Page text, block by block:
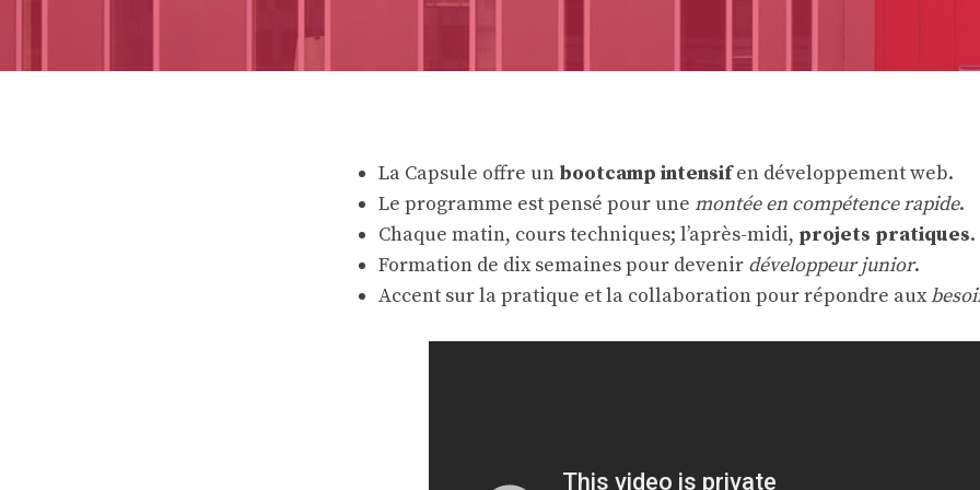
La Capsule offre un bootcamp intensifen développement web.
Le programme est pensé pour une montée en compétence rapide.
Chaque matin, cours techniques; l’après-midi, projets pratiques.
Formation de dix semaines pour devenir développeur junior.
Accent sur la pratique et la collaboration pour répondre aux